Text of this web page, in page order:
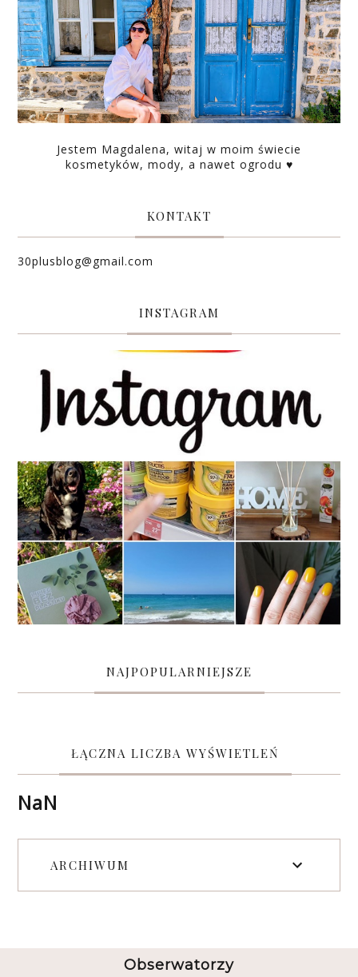
Jestem Magdalena, witaj w moim świecie
kosmetyków, mody, a nawet ogrodu ♥
KONTAKT
30plusblog@gmail.com
INSTAGRAM
NAJPOPULARNIEJSZE
ŁĄCZNA LICZBA WYŚWIETLEŃ
NaN
ARCHIWUM
Obserwatorzy